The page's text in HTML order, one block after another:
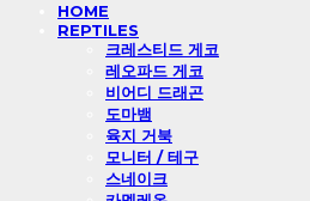
HOME
REPTILES
크레스티드 게코
레오파드 게코
비어디 드래곤
도마뱀
육지 거북
모니터 / 테구
스네이크